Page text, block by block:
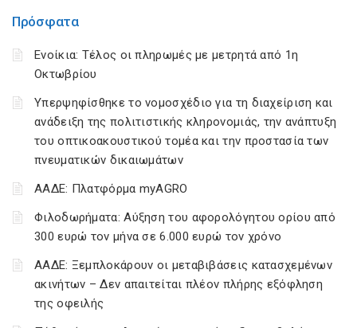
Πρόσφατα
Ενοίκια: Τέλος οι πληρωμές με μετρητά από 1η
Οκτωβρίου
Υπερψηφίσθηκε το νομοσχέδιο για τη διαχείριση και
ανάδειξη της πολιτιστικής κληρονομιάς, την ανάπτυξη
του οπτικοακουστικού τομέα και την προστασία των
πνευματικών δικαιωμάτων
ΑΑΔΕ: Πλατφόρμα myAGRO
Φιλοδωρήματα: Αύξηση του αφορολόγητου ορίου από
300 ευρώ τον μήνα σε 6.000 ευρώ τον χρόνο
ΑΑΔΕ: Ξεμπλοκάρουν οι μεταβιβάσεις κατασχεμένων
ακινήτων – Δεν απαιτείται πλέον πλήρης εξόφληση
της οφειλής